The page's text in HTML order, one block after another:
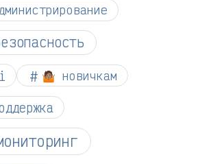
🤷🏽 новичкам